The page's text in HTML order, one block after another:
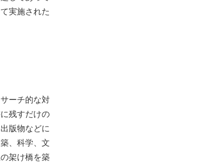
実施された
ーチ的な対
残すだけの
版物などに
、科学、文
架け橋を築